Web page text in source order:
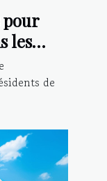
pour
les
de